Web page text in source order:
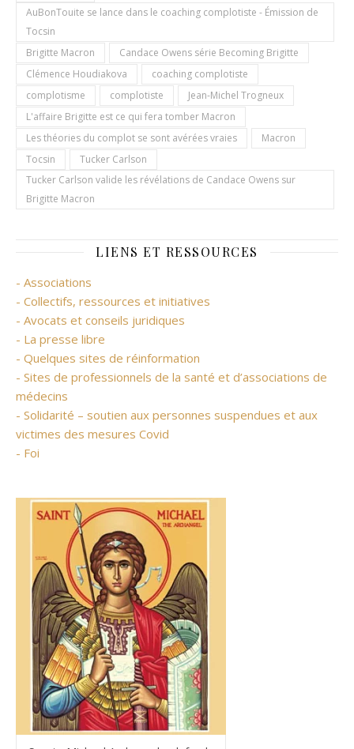
AuBonTouite se lance dans le coaching complotiste - Émission de
Tocsin
Brigitte Macron
Candace Owens série Becoming Brigitte
Clémence Houdiakova
coaching complotiste
complotisme
complotiste
Jean-Michel Trogneux
L'affaire Brigitte est ce qui fera tomber Macron
Les théories du complot se sont avérées vraies
Macron
Tocsin
Tucker Carlson
Tucker Carlson valide les révélations de Candace Owens sur
Brigitte Macron
LIENS ET RESSOURCES
- Associations
- Collectifs, ressources et initiatives
- Avocats et conseils juridiques
- La presse libre
- Quelques sites de réinformation
- Sites de professionnels de la santé et d’associations de
médecins
- Solidarité – soutien aux personnes suspendues et aux
victimes des mesures Covid
- Foi